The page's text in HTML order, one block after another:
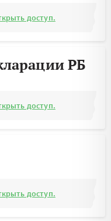
доступ.
РБ
доступ.
доступ.